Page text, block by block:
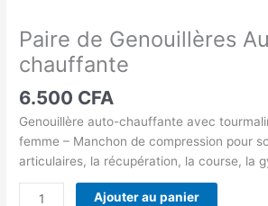
Paire de Genouillères
chauffante
6.500 CFA
Genouillère auto-chauffante avec
femme – Manchon de compression pour
articulaires, la récupération, la course, la
Ajouter au panier